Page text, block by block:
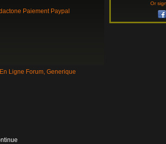
Paiement Paypal
Ligne Forum, Generique
Or